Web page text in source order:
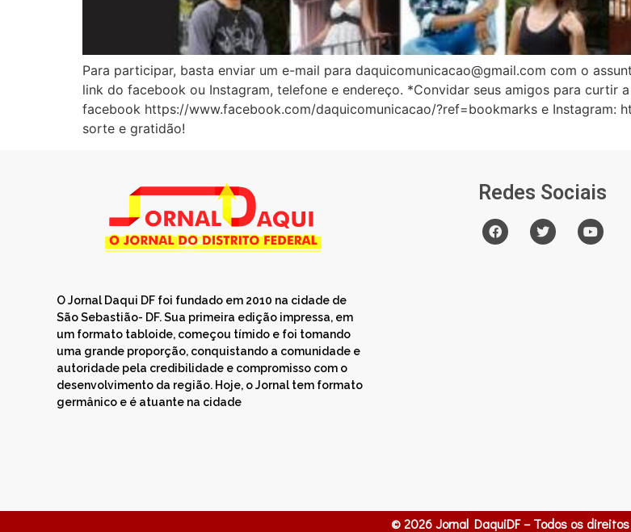
Para participar, basta enviar um e-mail para daquicomunicacao@gmail.com com o
link do facebook ou Instagram, telefone e endereço. *Convidar seus amigos para curtir
facebook https://www.facebook.com/daquicomunicacao/?ref=bookmarks e Instagram:
sorte e gratidão!
O Jornal Daqui DF foi fundado em 2010 na cidade de
São Sebastião- DF. Sua primeira edição impressa, em
um formato tabloide, começou tímido e foi tomando
uma grande proporção, conquistando a comunidade e
autoridade pela credibilidade e compromisso com o
desenvolvimento da região. Hoje, o Jornal tem formato
germânico e é atuante na cidade
Redes Sociais
© 2026 Jornal DaquiDF – Todos os